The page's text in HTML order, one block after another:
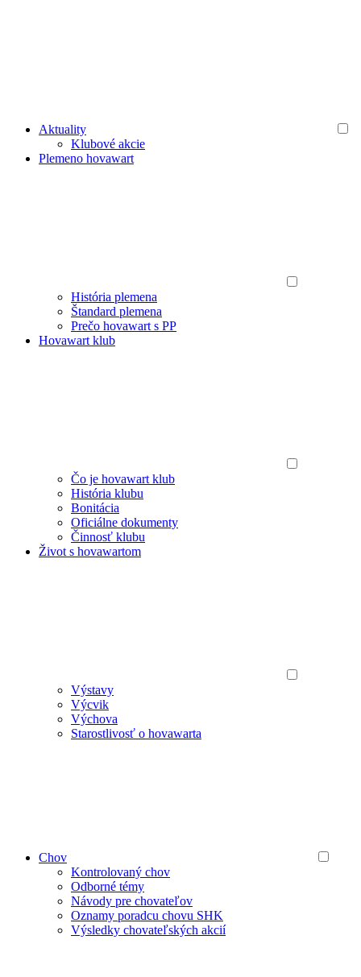
Aktuality
Klubové akcie
Plemeno hovawart
História plemena
Štandard plemena
Prečo hovawart s PP
Hovawart klub
Čo je hovawart klub
História klubu
Bonitácia
Oficiálne dokumenty
Činnosť klubu
Život s hovawartom
Výstavy
Výcvik
Výchova
Starostlivosť o hovawarta
Chov
Kontrolovaný chov
Odborné témy
Návody pre chovateľov
Oznamy poradcu chovu SHK
Výsledky chovateľských akcií